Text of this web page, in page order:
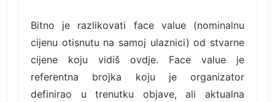
Bitno je razlikovati face value (nominalnu
cijenu otisnutu na samoj ulaznici) od stvarne
cijene koju vidiš ovdje. Face value je
referentna brojka koju je organizator
definirao u trenutku objave, ali aktualna